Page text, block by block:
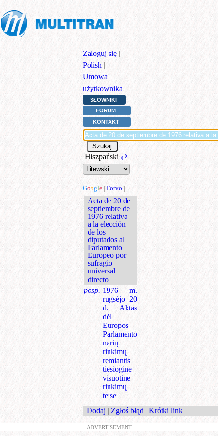
Zaloguj się |
Polish |
Umowa
użytkownika
SŁOWNIKI
FORUM
KONTAKT
Hiszpański ⇄
+
Google | Forvo | +
Acta de 20 de
septiembre de
1976 relativa
a la elección
de los
diputados al
Parlamento
Europeo por
sufragio
universal
directo
posp. 1976 m.
rugsėjo 20
d. Aktas
dėl
Europos
Parlamento
narių
rinkimų
remiantis
tiesiogine
visuotine
rinkimų
teise
Dodaj | Zgłoś błąd | Krótki link
ADVERTISEMENT